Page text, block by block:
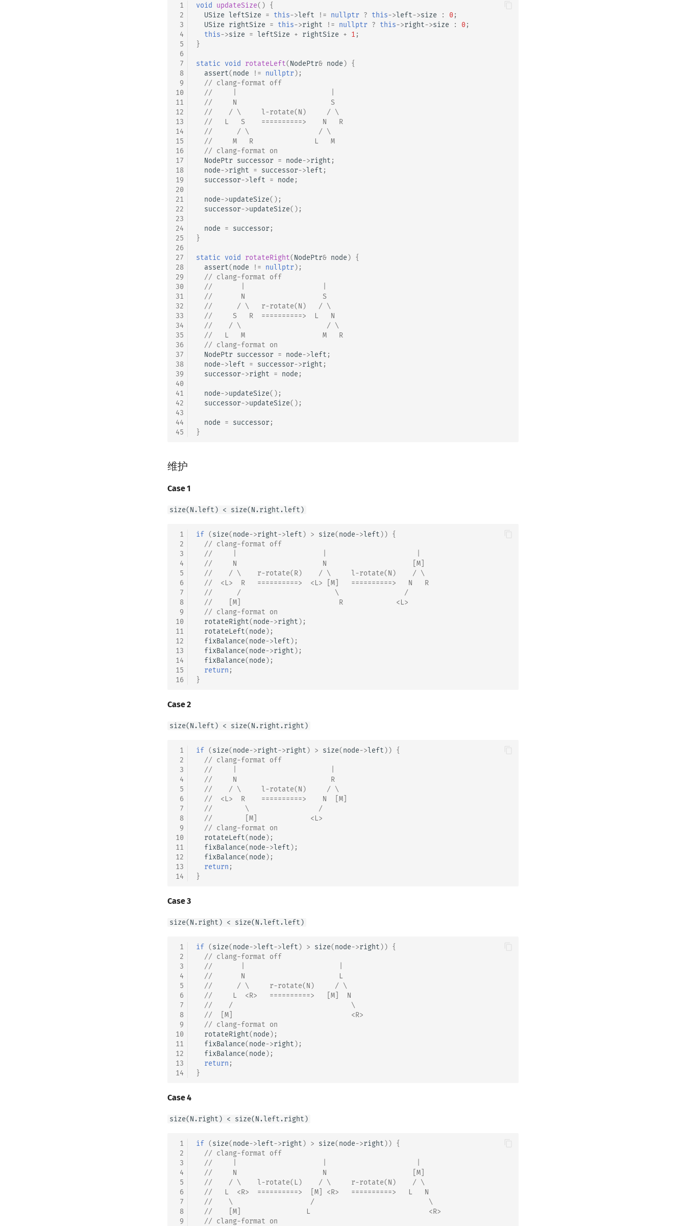
1
2
3
4
5
6
7
8
9
10
11
12
13
14
15
16
17
18
19
20
21
22
23
24
25
26
27
28
29
30
31
32
33
34
35
36
37
38
39
40
41
42
43
44
45
void updateSize() {
USize leftSize = this->left != nullptr ? this->left->size : 0;
USize rightSize = this->right != nullptr ? this->right->size : 0;
this->size = leftSize + rightSize + 1 ;
}
static void rotateLeft(NodePtr& node) {
assert(node != nullptr);
// clang-format off
//     |                       |
//     N                       S
//    / \     l-rotate(N)     / \
  //   L   S    ==========>    N   R
//      / \                 / \
  //     M   R               L   M
// clang-format on
NodePtr successor = node->right ;
node->right = successor->left ;
successor->left = node ;
node->updateSize();
successor->updateSize();
node = successor;
}
static void rotateRight(NodePtr& node) {
assert(node != nullptr);
// clang-format off
//       |                   |
//       N                   S
//      / \   r-rotate(N)   / \
  //     S   R  ==========>  L   N
//    / \                     / \
  //   L   M                   M   R
// clang-format on
NodePtr successor = node->left ;
node->left = successor->right ;
successor->right = node ;
node->updateSize();
successor->updateSize();
node = successor;
}
维护
Case 1
size(N.left) < size(N.right.left)
1
2
3
4
5
6
7
8
9
10
11
12
13
14
15
16
if (size(node->right->left) > size(node->left)) {
// clang-format off
//     |                     |                      |
//     N                     N                     [M]
//    / \    r-rotate(R)    / \     l-rotate(N)    / \
  //  <L>  R   ==========>  <L> [M]   ==========>   N   R
//      /                       \                /
//    [M]                        R             <L>
// clang-format on
rotateRight(node->right);
rotateLeft(node);
fixBalance(node->left);
fixBalance(node->right);
fixBalance(node);
return ;
}
Case 2
size(N.left) < size(N.right.right)
1
2
3
4
5
6
7
8
9
10
11
12
13
14
if (size(node->right->right) > size(node->left)) {
// clang-format off
//     |                       |
//     N                       R
//    / \     l-rotate(N)     / \
  //  <L>  R    ==========>    N  [M]
//        \                 /
//        [M]             <L>
// clang-format on
rotateLeft(node);
fixBalance(node->left);
fixBalance(node);
return ;
}
Case 3
size(N.right) < size(N.left.left)
1
2
3
4
5
6
7
8
9
10
11
12
13
14
if (size(node->left->left) > size(node->right)) {
// clang-format off
//       |                       |
//       N                       L
//      / \     r-rotate(N)     / \
  //     L  <R>   ==========>   [M]  N
//    /                             \
  //  [M]                             <R>
// clang-format on
rotateRight(node);
fixBalance(node->right);
fixBalance(node);
return ;
}
Case 4
size(N.right) < size(N.left.right)
1
2
3
4
5
6
7
8
9
if (size(node->left->right) > size(node->right)) {
// clang-format off
//     |                     |                      |
//     N                     N                     [M]
//    / \    l-rotate(L)    / \     r-rotate(N)    / \
  //   L  <R>  ==========>  [M] <R>   ==========>   L   N
//    \                   /                            \
  //    [M]                L                             <R>
// clang-format on